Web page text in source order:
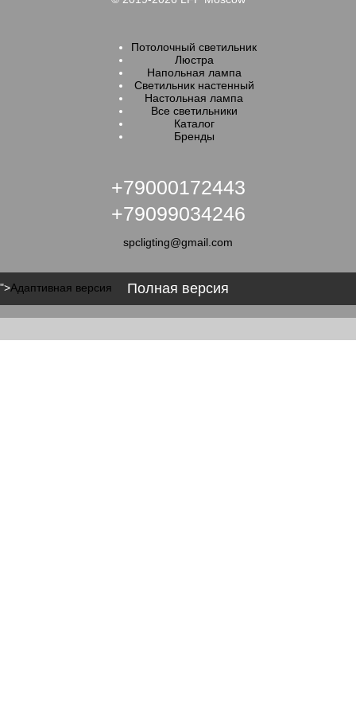
Потолочный светильник
Люстра
Напольная лампа
Светильник настенный
Настольная лампа
Все светильники
Каталог
Бренды
+79000172443
+79099034246
spcligting@gmail.com
Полная версия
">Адаптивная версия